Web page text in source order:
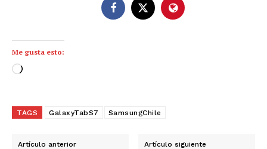
Me gusta esto:
C
g
n
TAGS GalaxyTabS7 SamsungChile
Artículo anterior Artículo siguiente